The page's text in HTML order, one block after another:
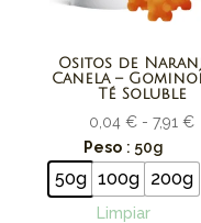
Ositos de
Canela –
Té Soluble
0,04€ - 7,91€
Peso : 50g
50g 100g 200g
Limpiar